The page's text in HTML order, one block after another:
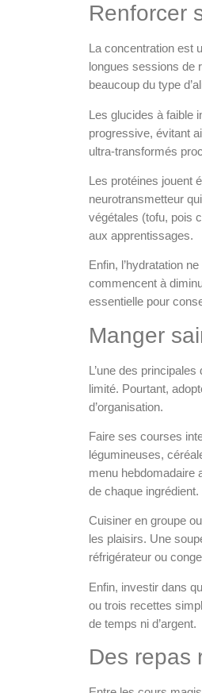
Renforcer
La concentration est
longues sessions de
beaucoup du type
Les glucides à faible
progressive, évitant
ultra-transformés
Les protéines jouent
neurotransmetteur
végétales (tofu, pois
aux apprentissages.
Enfin, l’hydratation
commencent à
essentielle pour
Manger
L’une des
limité. Pourtant,
d’organisation.
Faire ses courses
légumineuses,
menu hebdomadaire
de chaque ingrédient.
Cuisiner en groupe
les plaisirs. Une
réfrigérateur ou
Enfin, investir dans
ou trois recettes
de temps ni d’argent.
Des repas